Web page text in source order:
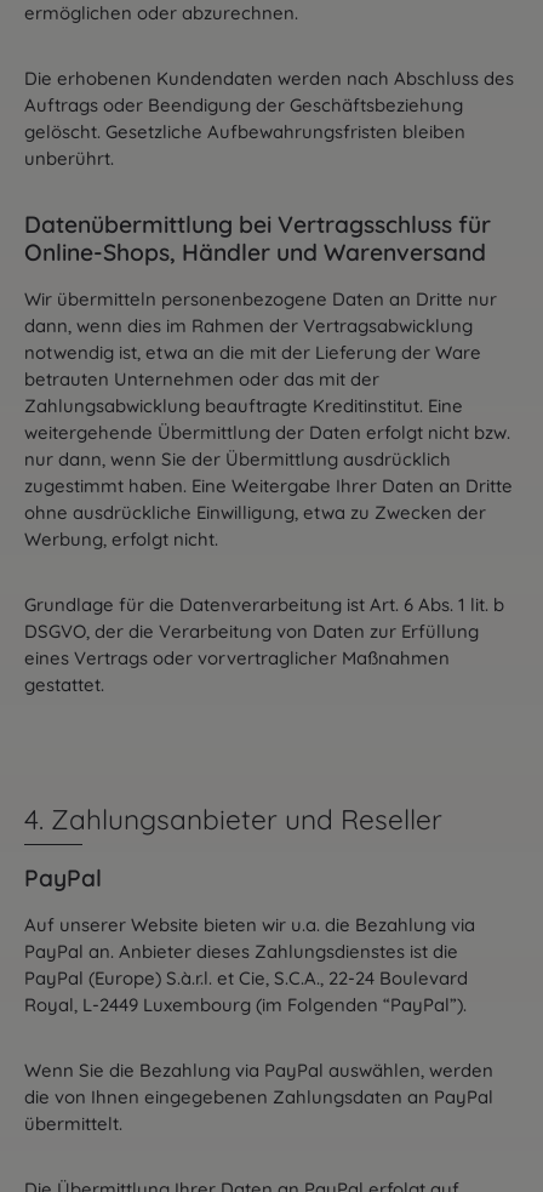
ermöglichen oder abzurechnen.
Die erhobenen Kundendaten werden nach Abschluss des
Auftrags oder Beendigung der Geschäftsbeziehung
gelöscht. Gesetzliche Aufbewahrungsfristen bleiben
unberührt.
Datenübermittlung bei Vertragsschluss für
Online-Shops, Händler und Warenversand
Wir übermitteln personenbezogene Daten an Dritte nur
dann, wenn dies im Rahmen der Vertragsabwicklung
notwendig ist, etwa an die mit der Lieferung der Ware
betrauten Unternehmen oder das mit der
Zahlungsabwicklung beauftragte Kreditinstitut. Eine
weitergehende Übermittlung der Daten erfolgt nicht bzw.
nur dann, wenn Sie der Übermittlung ausdrücklich
zugestimmt haben. Eine Weitergabe Ihrer Daten an Dritte
ohne ausdrückliche Einwilligung, etwa zu Zwecken der
Werbung, erfolgt nicht.
Grundlage für die Datenverarbeitung ist Art. 6 Abs. 1 lit. b
DSGVO, der die Verarbeitung von Daten zur Erfüllung
eines Vertrags oder vorvertraglicher Maßnahmen
gestattet.
4. Zahlungsanbieter und Reseller
PayPal
Auf unserer Website bieten wir u.a. die Bezahlung via
PayPal an. Anbieter dieses Zahlungsdienstes ist die
PayPal (Europe) S.à.r.l. et Cie, S.C.A., 22-24 Boulevard
Royal, L-2449 Luxembourg (im Folgenden “PayPal”).
Wenn Sie die Bezahlung via PayPal auswählen, werden
die von Ihnen eingegebenen Zahlungsdaten an PayPal
übermittelt.